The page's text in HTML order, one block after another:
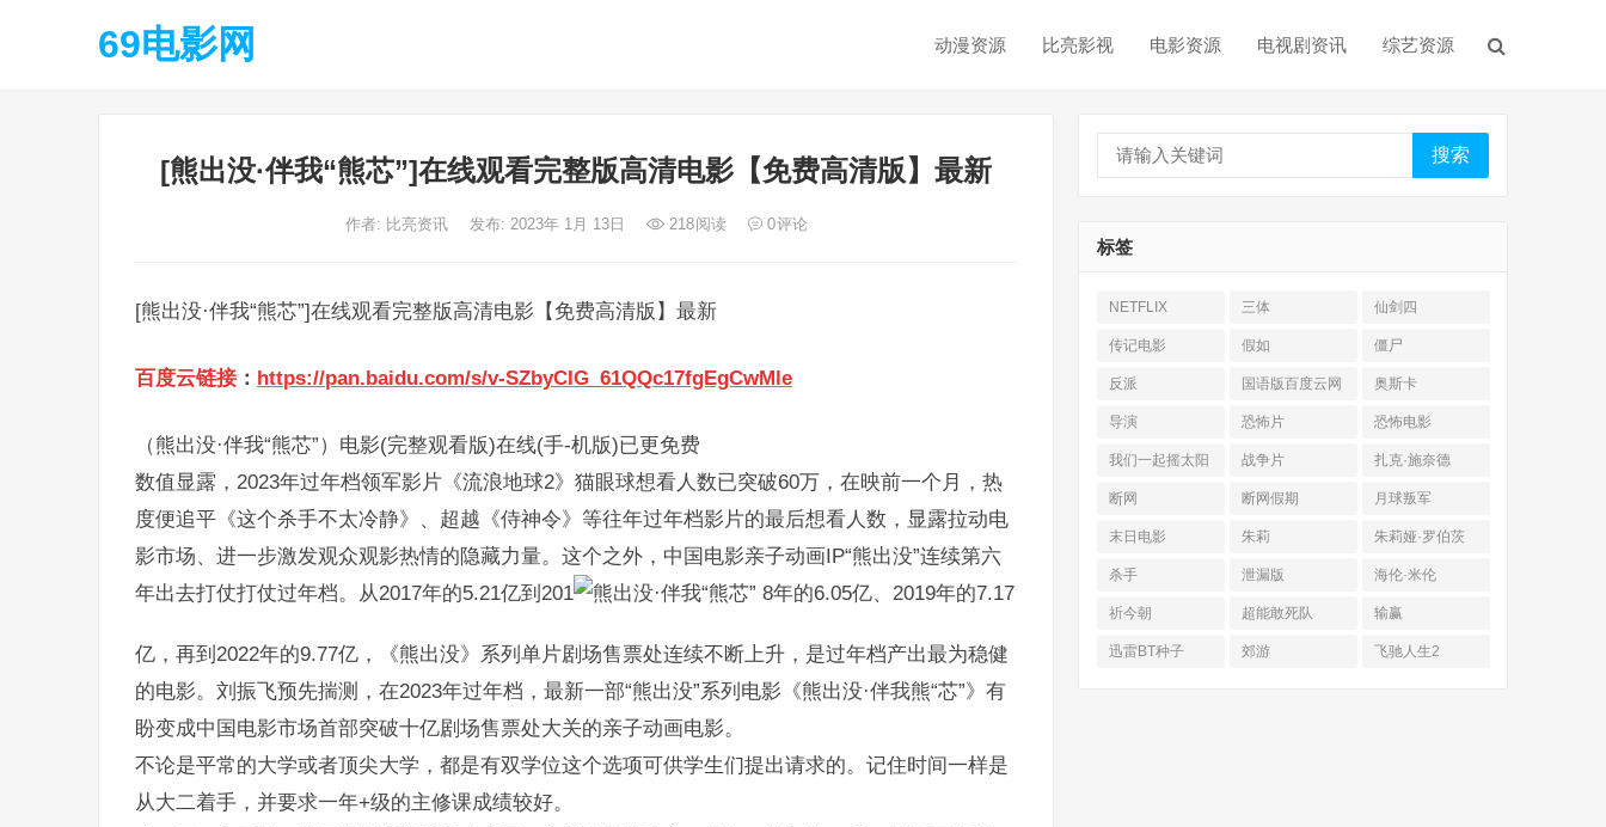
69电影网 动漫资源 比亮影视 电影资源 电视剧资讯 综艺资源
[熊出没·伴我“熊芯”]在线观看完整版高清电影【免费高清版】最新
作者: 比亮资讯 发布: 2023年 1月 13日 218阅读 0评论
[熊出没·伴我“熊芯”]在线观看完整版高清电影【免费高清版】最新
百度云链接 ： https://pan.baidu.com/s/v-SZbyCIG_61QQc17fgEgCwMle
（熊出没·伴我“熊芯”）电影(完整观看版)在线(手-机版)已更免费
数值显露，2023年过年档领军影片《流浪地球2》猫眼球想看人数已突破60万，在映前一个月，热
度便追平《这个杀手不太冷静》、超越《侍神令》等往年过年档影片的最后想看人数，显露拉动电
影市场、进一步激发观众观影热情的隐藏力量。这个之外，中国电影亲子动画IP“熊出没”连续第六
年出去打仗打仗过年档。从2017年的5.21亿到201
8年的6.05亿、2019年的7.17
亿，再到2022年的9.77亿，《熊出没》系列单片剧场售票处连续不断上升，是过年档产出最为稳健
的电影。刘振飞预先揣测，在2023年过年档，最新一部“熊出没”系列电影《熊出没·伴我熊“芯”》有
盼变成中国电影市场首部突破十亿剧场售票处大关的亲子动画电影。
不论是平常的大学或者顶尖大学，都是有双学位这个选项可供学生们提出请求的。记住时间一样是
从大二着手，并要求一年+级的主修课成绩较好。
搜索
标签
NETFLIX 三体 仙剑四
传记电影 假如 僵尸
反派
国语版百度云网
盘
奥斯卡
导演 恐怖片 恐怖电影
我们一起摇太阳 战争片 扎克·施奈德
断网 断网假期 月球叛军
末日电影 朱莉 朱莉娅·罗伯茨
杀手 泄漏版 海伦·米伦
祈今朝 超能敢死队 输赢
迅雷BT种子 郊游 飞驰人生2